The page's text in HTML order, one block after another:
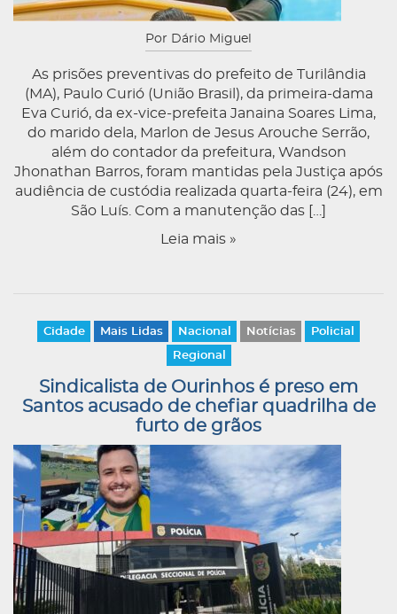
Por Dário Miguel
As prisões preventivas do prefeito de Turilândia
(MA), Paulo Curió (União Brasil), da primeira-dama
Eva Curió, da ex-vice-prefeita Janaina Soares Lima,
do marido dela, Marlon de Jesus Arouche Serrão,
além do contador da prefeitura, Wandson
Jhonathan Barros, foram mantidas pela Justiça após
audiência de custódia realizada quarta-feira (24), em
São Luís. Com a manutenção das […]
Leia mais »
Cidade Mais Lidas Nacional Notícias Policial
Regional
Sindicalista de Ourinhos é preso em
Santos acusado de chefiar quadrilha de
furto de grãos